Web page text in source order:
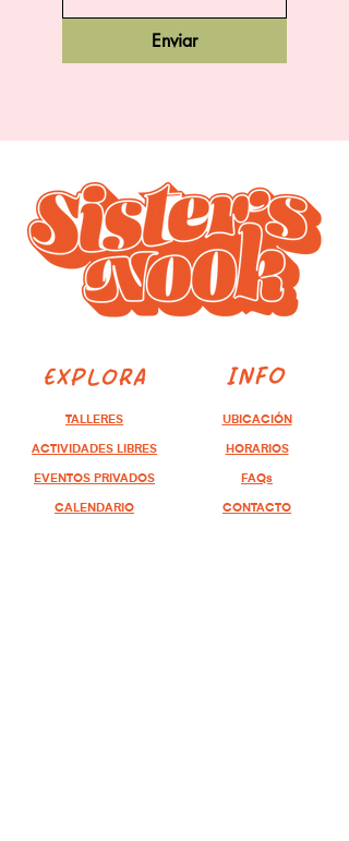
Enviar
EXPLORA INFO
TALLERES
ACTIVIDADES LIBRES
EVENTOS PRIVADOS
CALENDARIO
UBICACIÓN
HORARIOS
FAQs
CONTACTO